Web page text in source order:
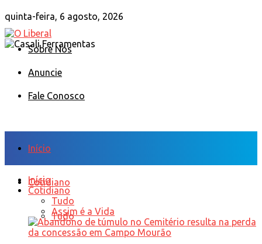
quinta-feira, 6 agosto, 2026
Sobre Nós
Anuncie
Fale Conosco
Início
Cotidiano
Tudo
Início
Cotidiano
Tudo
Assim é a Vida